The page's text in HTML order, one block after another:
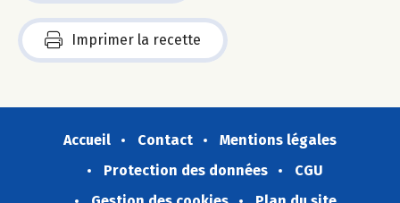
Imprimer la recette
Accueil Contact
Mentions légales
Protection des données
CGU